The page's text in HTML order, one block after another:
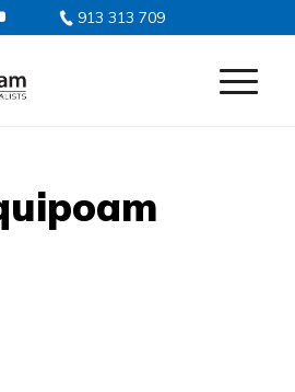
913 313 709